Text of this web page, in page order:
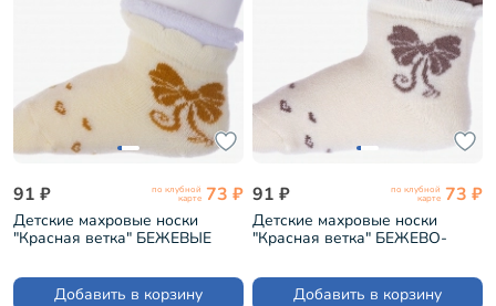
91 ₽ по клубной
карте 73 ₽
Детские махровые носки
"Красная ветка" БЕЖЕВЫЕ
Добавить в корзину
91 ₽ по клубной
карте 73 ₽
Детские махровые носки
"Красная ветка" БЕЖЕВО-
Добавить в корзину